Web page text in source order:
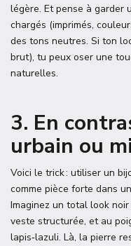
légère. Et pense à garder
chargés (imprimés,
des tons neutres. Si ton
brut), tu peux oser une
naturelles.
3. En
urbain ou
Voici le trick : utiliser un
comme pièce forte dans
Imaginez un total look
veste structurée, et au
lapis‑lazuli. Là, la pierre